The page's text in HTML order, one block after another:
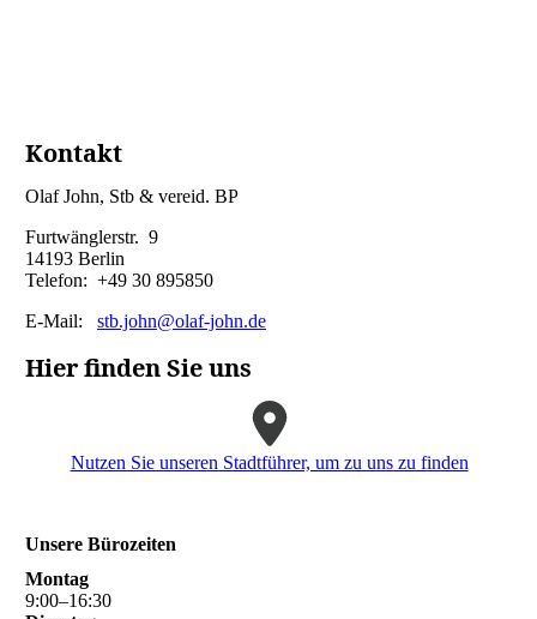
Kontakt
Olaf John, Stb & vereid. BP
Furtwänglerstr. 9
14193 Berlin
Telefon: +49 30 895850
E-Mail: stb.john@olaf-john.de
Hier finden Sie uns
Nutzen Sie unseren Stadtführer, um zu uns zu finden
Unsere Bürozeiten
Montag
9:00–16:30